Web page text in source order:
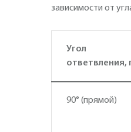
зависимости от
Угол
ответвления,
90° (прямой)